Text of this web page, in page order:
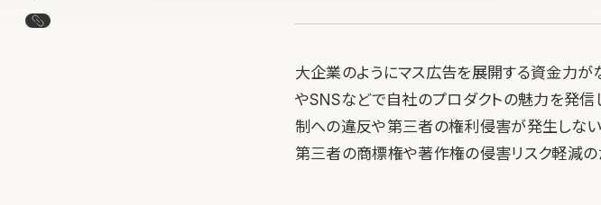
この記事のURLをコピー
大企業のようにマス広告を展開する資金力が
やSNSなどで自社のプロダクトの魅力を発信
制への違反や第三者の権利侵害が発生しない
第三者の商標権や著作権の侵害リスク軽減の